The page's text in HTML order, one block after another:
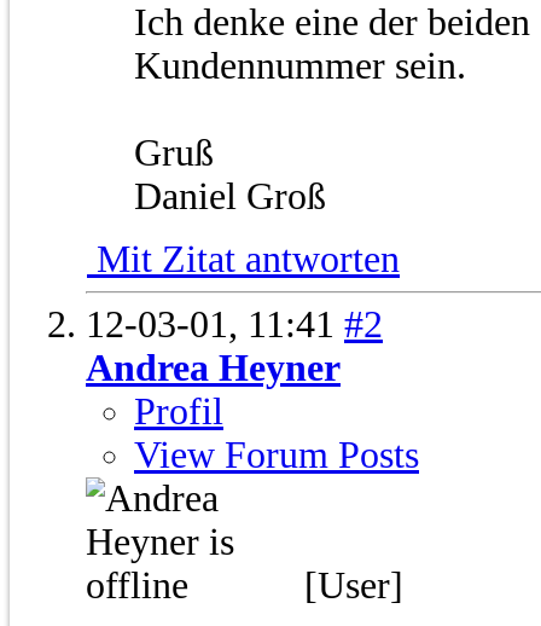
Ich denke eine der
Kundennummer sein.
Gruß
Daniel Groß
Mit Zitat antworten
12-03-01, 11:41 #2
Andrea Heyner
Profil
View Forum Posts
[User]